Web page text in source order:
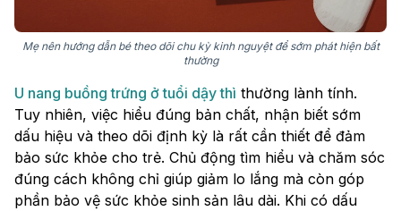
Mẹ nên hướng dẫn bé theo dõi chu kỳ kinh nguyệt để sớm phát hiện bất
thường
U nang buồng trứng ở tuổi dậy thì thường lành tính.
Tuy nhiên, việc hiểu đúng bản chất, nhận biết sớm
dấu hiệu và theo dõi định kỳ là rất cần thiết để đảm
bảo sức khỏe cho trẻ. Chủ động tìm hiểu và chăm sóc
đúng cách không chỉ giúp giảm lo lắng mà còn góp
phần bảo vệ sức khỏe sinh sản lâu dài. Khi có dấu